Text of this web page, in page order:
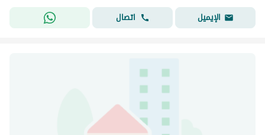
الإيميل
اتصال